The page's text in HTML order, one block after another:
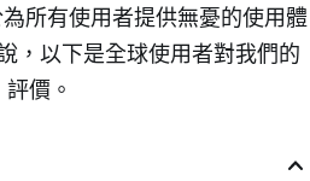
所有使用者提供無憂的使用體
，以下是全球使用者對我們的
評價。